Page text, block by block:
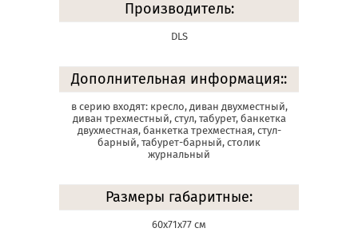
Производитель:
DLS
Дополнительная информация::
в серию входят: кресло, диван двухместный,
диван трехместный, стул, табурет, банкетка
двухместная, банкетка трехместная, стул-
барный, табурет-барный, столик
журнальный
Размеры габаритные:
60х71х77 см